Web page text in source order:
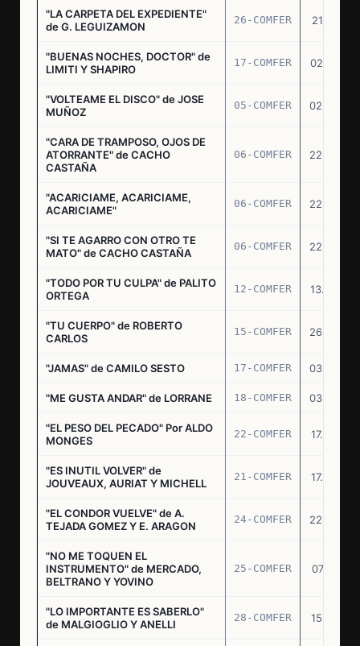
"LA CARPETA DEL EXPEDIENTE"
de G. LEGUIZAMON
26-COMFER 21.10.75
"BUENAS NOCHES, DOCTOR" de
LIMITI Y SHAPIRO
17-COMFER 02.01.76
"VOLTEAME EL DISCO" de JOSE
MUÑOZ
05-COMFER 02.02.76
"CARA DE TRAMPOSO, OJOS DE
ATORRANTE" de CACHO
CASTAÑA
06-COMFER 22.04.76
"ACARICIAME, ACARICIAME,
ACARICIAME"
06-COMFER 22.04.76
"SI TE AGARRO CON OTRO TE
MATO" de CACHO CASTAÑA
06-COMFER 22.04.76
"TODO POR TU CULPA" de PALITO
ORTEGA
12-COMFER 13.05.76
"TU CUERPO" de ROBERTO
CARLOS
15-COMFER 26.05.76
"JAMAS" de CAMILO SESTO 17-COMFER 03.06.76
"ME GUSTA ANDAR" de LORRANE 18-COMFER 03.06.76
"EL PESO DEL PECADO" Por ALDO
MONGES
22-COMFER 17.06.76
"ES INUTIL VOLVER" de
JOUVEAUX, AURIAT Y MICHELL
21-COMFER 17.06.76
"EL CONDOR VUELVE" de A.
TEJADA GOMEZ Y E. ARAGON
24-COMFER 22.06.76
"NO ME TOQUEN EL
INSTRUMENTO" de MERCADO,
BELTRANO Y YOVINO
25-COMFER 07.07.76
"LO IMPORTANTE ES SABERLO"
de MALGIOGLIO Y ANELLI
28-COMFER 15.07.76